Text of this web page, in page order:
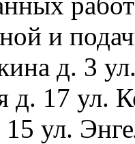
и
д. 3
д. 17 ул.
ул.